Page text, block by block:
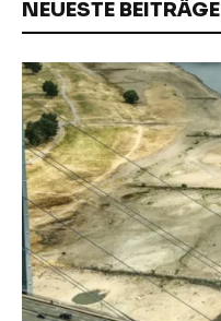
NEUESTE BEITRÄGE